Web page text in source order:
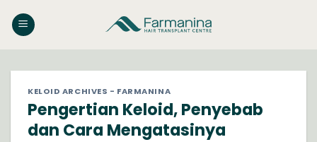
KELOID ARCHIVES - FARMANINA
Pengertian Keloid, Penyebab
dan Cara Mengatasinya